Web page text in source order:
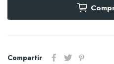
Compartir